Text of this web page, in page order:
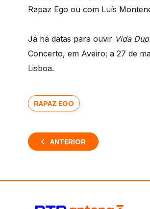
Rapaz Ego ou com Luís
Já há datas para ouvir Vida
Concerto, em Aveiro; a 27 de
Lisboa.
RAPAZ EGO
ANTERIOR